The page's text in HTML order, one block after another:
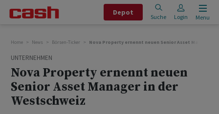
Depot
Suche Login Menu
Home News Börsen-Ticker Nova Property ernennt neuen Senior Asset Manager in
UNTERNEHMEN
Nova Property ernennt neuen
Senior Asset Manager in der
Westschweiz